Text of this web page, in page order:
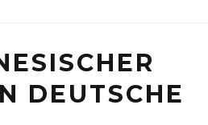
DEUTSCHE